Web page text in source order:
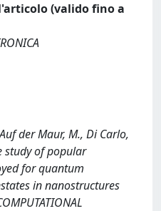
(valido fino a
der Maur, M., Di Carlo,
study of popular
for quantum
in nanostructures